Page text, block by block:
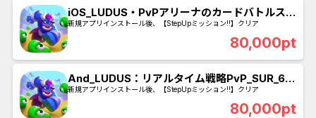
iOS_LUDUS・PvPアリーナのカードバトルスト
ラテジーゲーム_SUR_60日以内に戦力2500を
新規アプリインストール後、【StepUpミッション!!】クリア
80,000pt
And_LUDUS：リアルタイム戦略PvP_SUR_60
日以内に戦力2500を達成
新規アプリインストール後、【StepUpミッション!!】クリア
80,000pt